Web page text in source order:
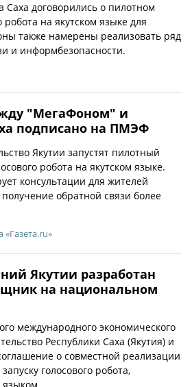
Саха договорились о пилотном
на якутском языке для
также намерены реализовать ряд
и информбезопасности.
"МегаФоном" и
подписано на ПМЭФ
Якутии запустят пилотный
робота на якутском языке.
консультации для жителей
обратной связи более
«Газета.ru»
Якутии разработан
на национальном
международного экономического
Республики Саха (Якутия) и
о совместной реализации
голосового робота,